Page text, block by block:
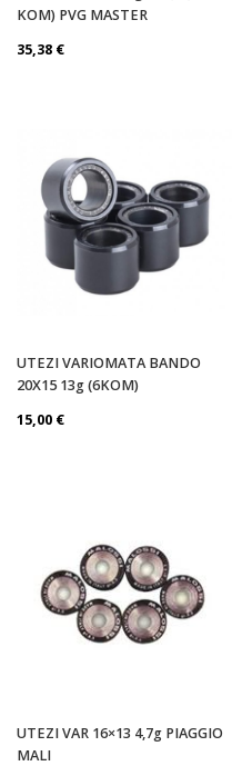
KOM) PVG MASTER
35,38 €
UTEZI VARIOMATA BANDO
20X15 13g (6KOM)
15,00 €
UTEZI VAR 16×13 4,7g PIAGGIO
MALI